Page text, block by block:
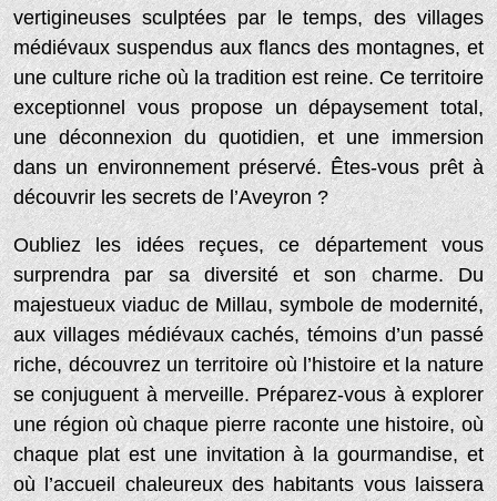
vertigineuses sculptées par le temps, des villages
médiévaux suspendus aux flancs des montagnes, et
une culture riche où la tradition est reine. Ce territoire
exceptionnel vous propose un dépaysement total,
une déconnexion du quotidien, et une immersion
dans un environnement préservé. Êtes-vous prêt à
découvrir les secrets de l’Aveyron ?
Oubliez les idées reçues, ce département vous
surprendra par sa diversité et son charme. Du
majestueux viaduc de Millau, symbole de modernité,
aux villages médiévaux cachés, témoins d’un passé
riche, découvrez un territoire où l’histoire et la nature
se conjuguent à merveille. Préparez-vous à explorer
une région où chaque pierre raconte une histoire, où
chaque plat est une invitation à la gourmandise, et
où l’accueil chaleureux des habitants vous laissera